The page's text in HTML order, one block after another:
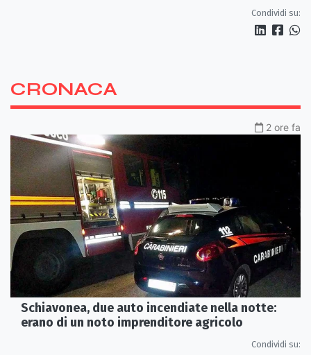
Condividi su:
CRONACA
2 ore fa
Schiavonea, due auto incendiate nella notte:
erano di un noto imprenditore agricolo
Condividi su: